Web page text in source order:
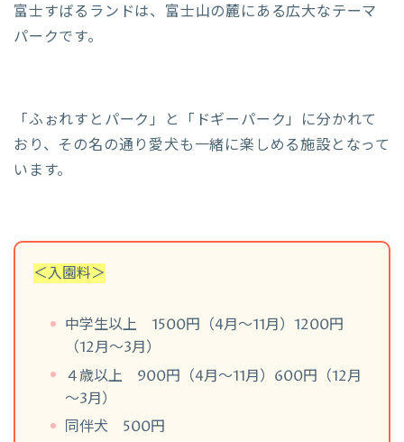
富士すばるランドは、富士山の麓にある広大なテーマ
パークです。
「ふぉれすとパーク」と「ドギーパーク」に分かれて
おり、その名の通り愛犬も一緒に楽しめる施設となって
います。
＜入園料＞
中学生以上 1500円（4月～11月）1200円
（12月～3月）
４歳以上 900円（4月～11月）600円（12月
～3月）
同伴犬 500円